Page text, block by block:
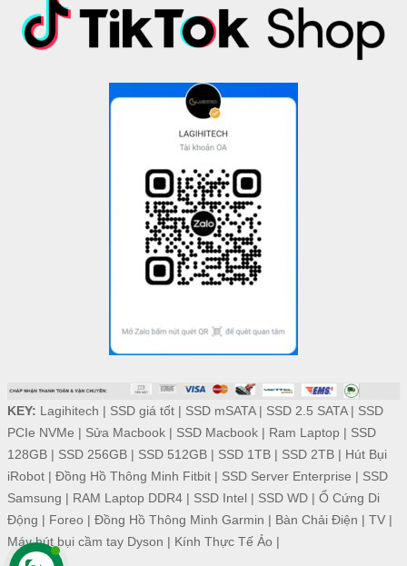
KEY: Lagihitech | SSD giá tốt| SSD mSATA| SSD 2.5 SATA| SSD
PCIe NVMe | Sửa Macbook| SSD Macbook| Ram Laptop| SSD
128GB| SSD 256GB| SSD 512GB| SSD 1TB| SSD 2TB| Hút Bụi
iRobot| Đồng Hồ Thông Minh Fitbit| SSD Server Enterprise | SSD
Samsung | RAM Laptop DDR4| SSD Intel| SSD WD| Ổ Cứng Di
Động | Foreo | Đồng Hồ Thông Minh Garmin | Bàn Chải Điện | TV|
Máy hút bụi cầm tay Dyson | Kính Thực Tế Ảo |